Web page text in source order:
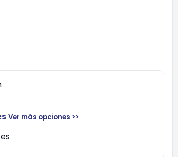
Ver más opciones >>